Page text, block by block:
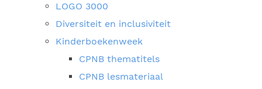
LOGO 3000
Diversiteit en inclusiviteit
Kinderboekenweek
CPNB thematitels
CPNB lesmateriaal